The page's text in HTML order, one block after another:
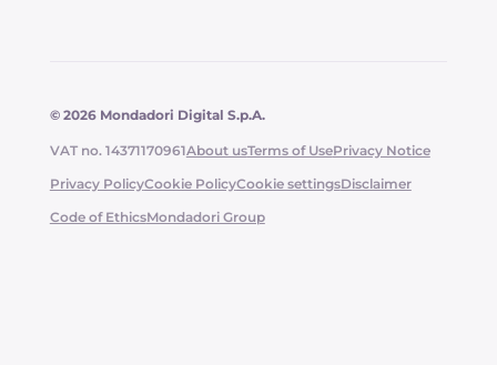
© 2026 Mondadori Digital S.p.A.
VAT no. 14371170961About usTerms of UsePrivacy Notice
Privacy PolicyCookie PolicyCookie settingsDisclaimer
Code of EthicsMondadori Group